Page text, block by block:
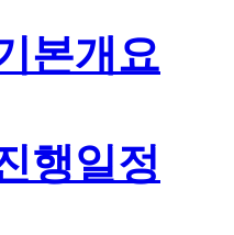
본개요
행일정